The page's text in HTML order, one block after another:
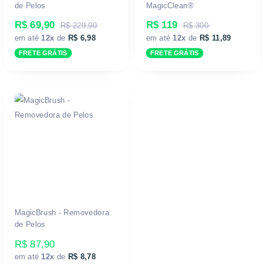
de Pelos
R$ 69,90 R$ 229,90
em até 12x de R$ 6,98
FRETE GRÁTIS
MagicClean®
R$ 119 R$ 300
em até 12x de R$ 11,89
FRETE GRÁTIS
MagicBrush - Removedora
de Pelos
R$ 87,90
em até 12x de R$ 8,78